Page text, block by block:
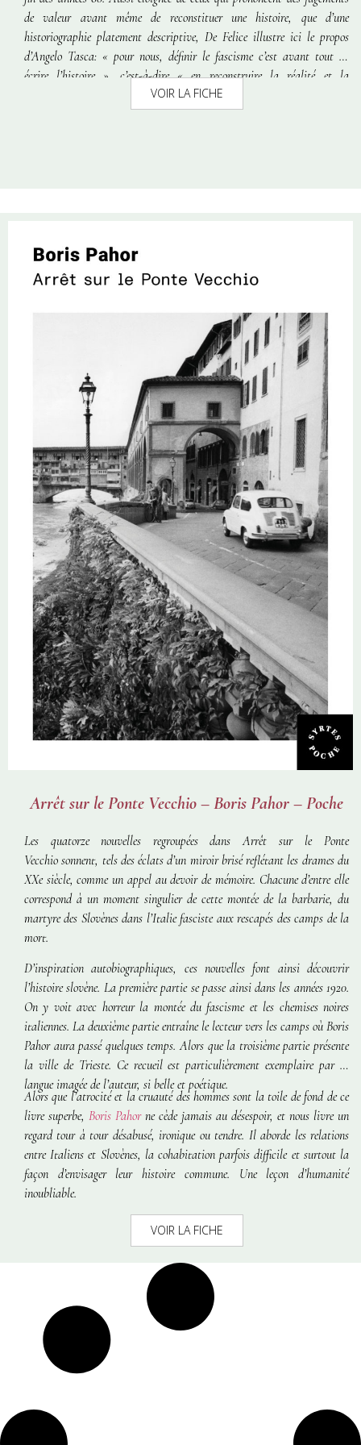
de valeur avant même de reconstituer une histoire, que d’une
historiographie platement descriptive, De Felice illustre ici le propos
d’Angelo Tasca: « pour nous, définir le fascisme c’est avant tout en
écrire l’histoire » , c’est-à-dire« en reconstruire la réalité et la
dialectique dans le temps et l’espace ».
VOIR LA FICHE
Arrêt sur le Ponte Vecchio – Boris Pahor – Poche
Les quatorze nouvelles regroupées dansArrêt sur le Ponte
Vecchio sonnent, tels des éclats d’un miroir brisé reflétant les drames du
XXe siècle, comme un appel au devoir de mémoire. Chacune d’entre elle
correspond à un moment singulier de cette montée de la barbarie, du
martyre des Slovènes dans l’Italie fasciste aux rescapés des camps de la
mort.
D’inspiration autobiographiques, ces nouvelles font ainsi découvrir
l’histoire slovène. La première partie se passe ainsi dans les années 1920.
On y voit avec horreur la montée du fascisme et les chemises noires
italiennes. La deuxième partie entraîne le lecteur vers les camps où Boris
Pahor aura passé quelques temps. Alors que la troisième partie présente
la ville de Trieste. Ce recueil est particulièrement exemplaire par la
langue imagée de l’auteur, si belle et poétique.
Alors que l’atrocité et la cruauté des hommes sont la toile de fond de ce
livre superbe, Boris Pahor ne cède jamais au désespoir, et nous livre un
regard tour à tour désabusé, ironique ou tendre. Il aborde les relations
entre Italiens et Slovènes, la cohabitation parfois difficile et surtout la
façon d’envisager leur histoire commune. Une leçon d’humanité
inoubliable.
VOIR LA FICHE